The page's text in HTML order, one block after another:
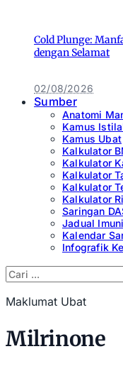
Cold Plunge:
dengan Selamat
02/08/2026
Sumber
Anatomi
Kamus
Kamus Ubat
Kalkulator
Kalkulator
Kalkulator
Kalkulator
Kalkulator
Saringan
Jadual
Kalendar
Infografik
Cari:
Maklumat Ubat
Milrinone